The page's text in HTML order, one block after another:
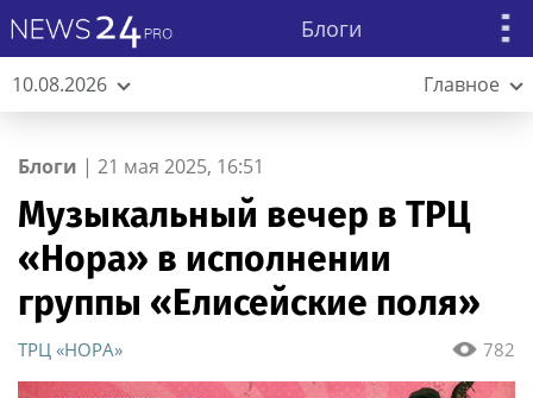
Блоги
10.08.2026 Главное
Блоги | 21 мая 2025, 16:51
Музыкальный вечер в ТРЦ
«Нора» в исполнении
группы «Елисейские поля»
782
ТРЦ «НОРА»